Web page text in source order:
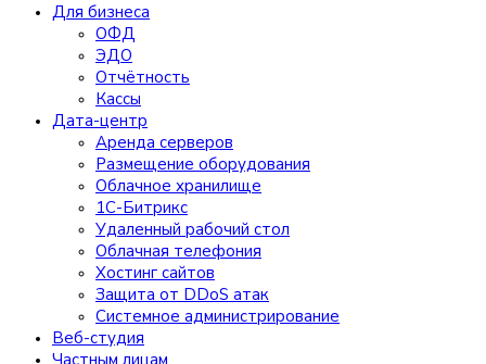
Для бизнеса
ОФД
ЭДО
Отчётность
Кассы
Дата-центр
Аренда серверов
Размещение оборудования
Облачное хранилище
1С-Битрикс
Удаленный рабочий стол
Облачная телефония
Хостинг сайтов
Защита от DDoS атак
Системное администрирование
Веб-студия
Частным лицам